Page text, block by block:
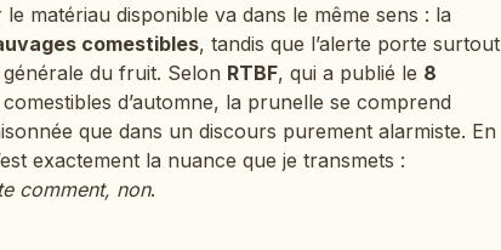
matériau disponible va dans le même sens : la
comestibles, tandis que l’alerte porte surtout
du fruit. Selon RTBF, qui a publié le 8
d’automne, la prunelle se comprend
que dans un discours purement alarmiste. En
exactement la nuance que je transmets :
comment, non.